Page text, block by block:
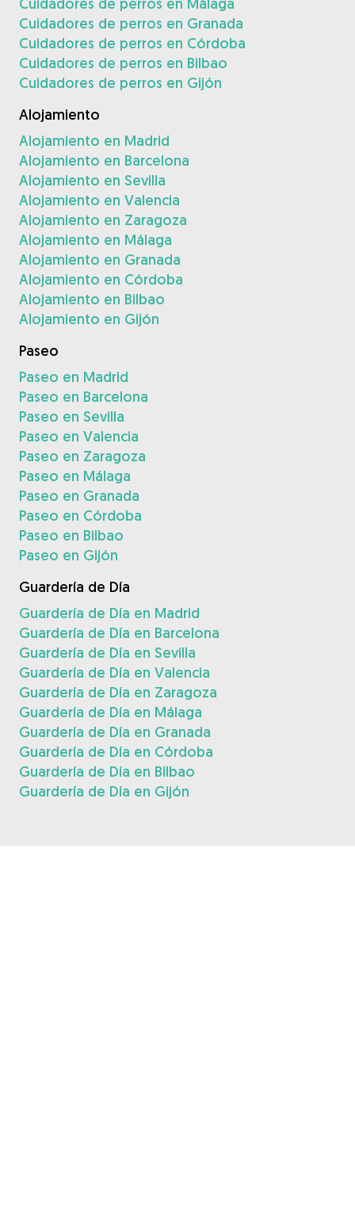
Cuidadores de perros en Granada
Cuidadores de perros en Córdoba
Cuidadores de perros en Bilbao
Cuidadores de perros en Gijón
Alojamiento
Alojamiento en Madrid
Alojamiento en Barcelona
Alojamiento en Sevilla
Alojamiento en Valencia
Alojamiento en Zaragoza
Alojamiento en Málaga
Alojamiento en Granada
Alojamiento en Córdoba
Alojamiento en Bilbao
Alojamiento en Gijón
Paseo
Paseo en Madrid
Paseo en Barcelona
Paseo en Sevilla
Paseo en Valencia
Paseo en Zaragoza
Paseo en Málaga
Paseo en Granada
Paseo en Córdoba
Paseo en Bilbao
Paseo en Gijón
Guardería de Día
Guardería de Día en Madrid
Guardería de Día en Barcelona
Guardería de Día en Sevilla
Guardería de Día en Valencia
Guardería de Día en Zaragoza
Guardería de Día en Málaga
Guardería de Día en Granada
Guardería de Día en Córdoba
Guardería de Día en Bilbao
Guardería de Día en Gijón